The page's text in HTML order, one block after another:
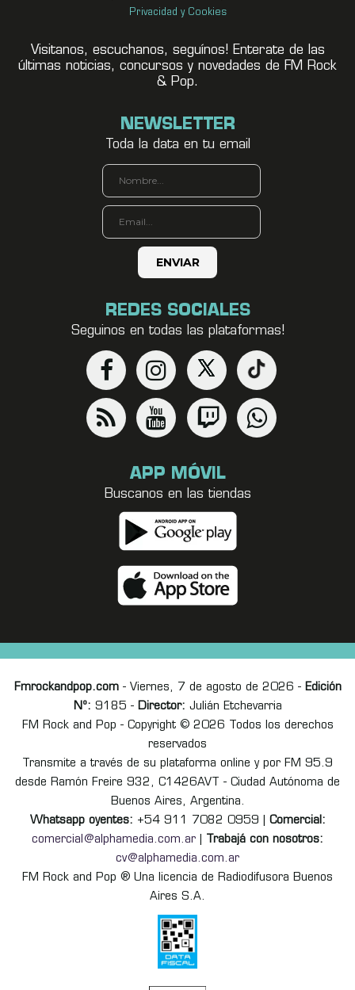
Privacidad y Cookies
Visitanos, escuchanos, seguínos! Enterate de las
últimas noticias, concursos y novedades de FM Rock
& Pop.
NEWSLETTER
Toda la data en tu email
REDES SOCIALES
Seguinos en todas las plataformas!
APP MÓVIL
Buscanos en las tiendas
Fmrockandpop.com- Viernes, 7 de agosto de 2026 - Edición
Nº: 9185 - Director: Julián Etchevarria
FM Rock and Pop - Copyright © 2026 Todos los derechos
reservados
Transmite a través de su plataforma online y por FM 95.9
desde Ramón Freire 932, C1426AVT - Ciudad Autónoma de
Buenos Aires, Argentina.
Whatsapp oyentes: +54 911 7082 0959 | Comercial:
comercial@alphamedia.com.ar
Trabajá con nosotros:
cv@alphamedia.com.ar
FM Rock and Pop ® Una licencia de Radiodifusora Buenos
Aires S.A.